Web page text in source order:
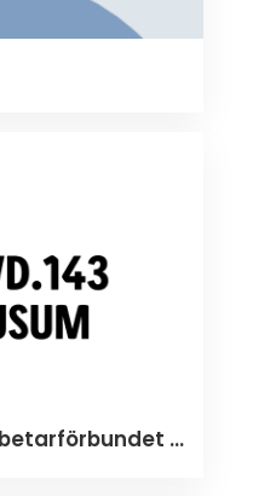
Sv Pappersindustriarbetarförbundet avd 143